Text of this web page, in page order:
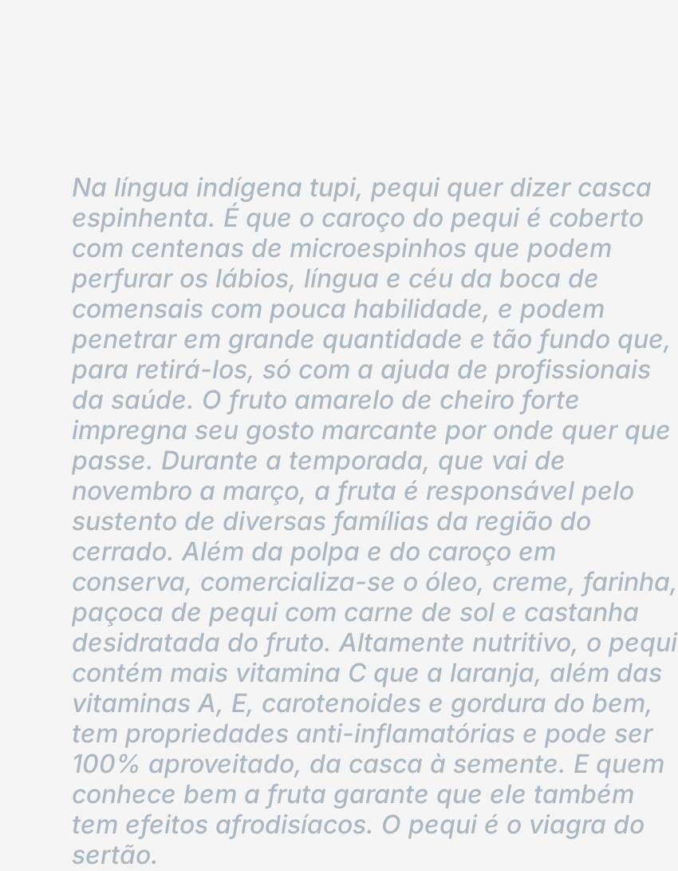
Na língua indígena tupi, pequi quer dizer casca
espinhenta. É que o caroço do pequi é coberto
com centenas de microespinhos que podem
perfurar os lábios, língua e céu da boca de
comensais com pouca habilidade, e podem
penetrar em grande quantidade e tão fundo que,
para retirá-los, só com a ajuda de profissionais
da saúde. O fruto amarelo de cheiro forte
impregna seu gosto marcante por onde quer que
passe. Durante a temporada, que vai de
novembro a março, a fruta é responsável pelo
sustento de diversas famílias da região do
cerrado. Além da polpa e do caroço em
conserva, comercializa-se o óleo, creme, farinha,
paçoca de pequi com carne de sol e castanha
desidratada do fruto. Altamente nutritivo, o pequi
contém mais vitamina C que a laranja, além das
vitaminas A, E, carotenoides e gordura do bem,
tem propriedades anti-inflamatórias e pode ser
100% aproveitado, da casca à semente. E quem
conhece bem a fruta garante que ele também
tem efeitos afrodisíacos. O pequi é o viagra do
sertão.